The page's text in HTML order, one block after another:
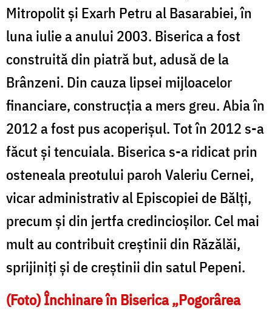
Mitropolit şi Exarh Petru al Basarabiei, în
luna iulie a anului 2003. Biserica a fost
construită din piatră but, adusă de la
Brânzeni. Din cauza lipsei mijloacelor
financiare, construcţia a mers greu. Abia în
2012 a fost pus acoperişul. Tot în 2012 s-a
făcut şi tencuiala. Biserica s-a ridicat prin
osteneala preotului paroh Valeriu Cernei,
vicar administrativ al Episcopiei de Bălţi,
precum şi din jertfa credincioşilor. Cel mai
mult au contribuit creştinii din Răzălăi,
sprijiniți și de creştinii din satul Pepeni.
(Foto) Închinare în Biserica „Pogorârea